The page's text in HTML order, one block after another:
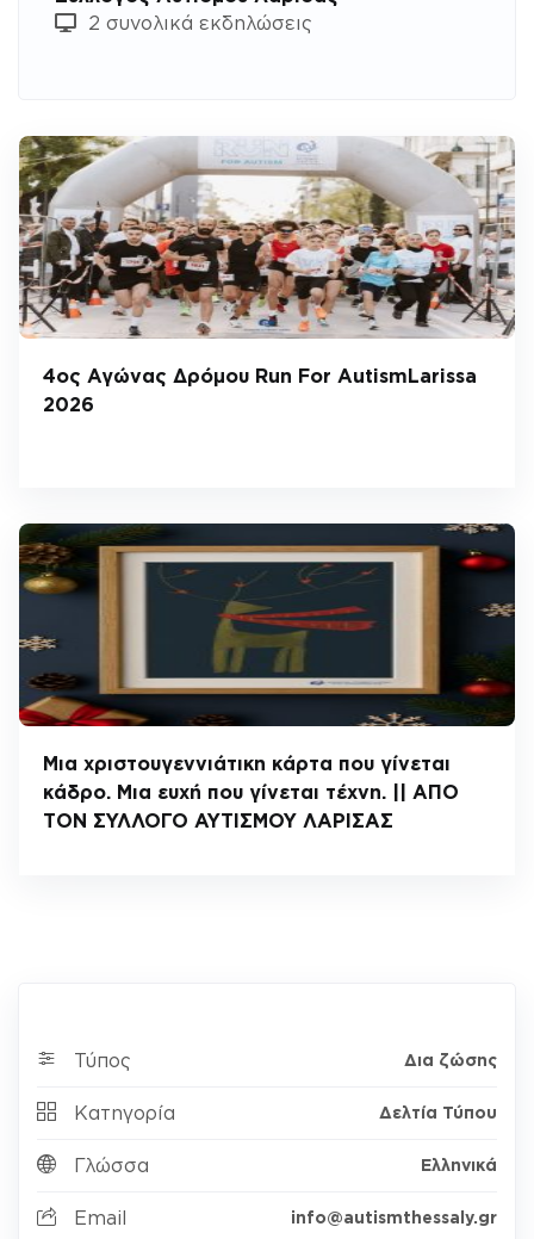
2 συνολικά εκδηλώσεις
4ος Αγώνας Δρόμου Run For AutismLarissa
2026
Μια χριστουγεννιάτικη κάρτα που γίνεται
κάδρο. Μια ευχή που γίνεται τέχνη. || ΑΠΟ
ΤΟΝ ΣΥΛΛΟΓΟ ΑΥΤΙΣΜΟΥ ΛΑΡΙΣΑΣ
Τύπος Δια ζώσης
Κατηγορία Δελτία Τύπου
Γλώσσα Ελληνικά
Email info@autismthessaly.gr